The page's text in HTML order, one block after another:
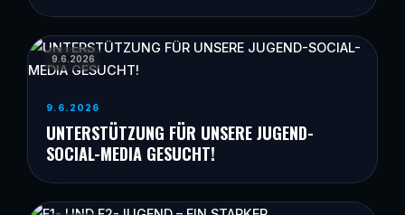
9.6.2026
9.6.2026
UNTERSTÜTZUNG FÜR UNSERE JUGEND-
SOCIAL-MEDIA GESUCHT!